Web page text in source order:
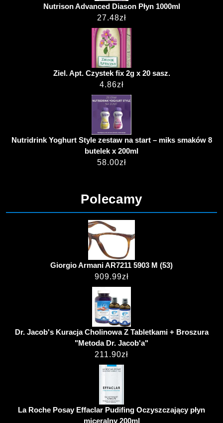
Nutrison Advanced Diason Płyn 1000ml
27.48zł
Ziel. Apt. Czystek fix 2g x 20 sasz.
4.86zł
Nutridrink Yoghurt Style zestaw na start – miks smaków 8
butelek x 200ml
58.00zł
Polecamy
Giorgio Armani AR7211 5903 M (53)
909.99zł
Dr. Jacob's Kuracja Cholinowa Z Tabletkami + Broszura
"Metoda Dr. Jacob'a"
211.90zł
La Roche Posay Effaclar Pudifing Oczyszczający płyn
miceralny 200ml